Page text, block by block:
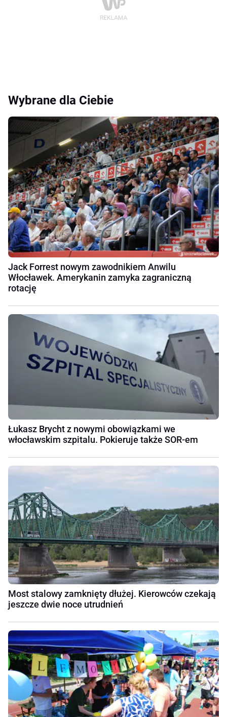
Wybrane dla Ciebie
Jack Forrest nowym zawodnikiem Anwilu
Włocławek. Amerykanin zamyka zagraniczną
rotację
Łukasz Brycht z nowymi obowiązkami we
włocławskim szpitalu. Pokieruje także SOR-em
Most stalowy zamknięty dłużej. Kierowców czekają
jeszcze dwie noce utrudnień